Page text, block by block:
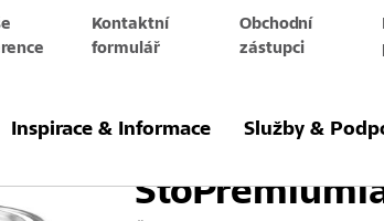
Kontaktní
formulář
Obchodní
zástupci
Inspirace & Informace Služby &